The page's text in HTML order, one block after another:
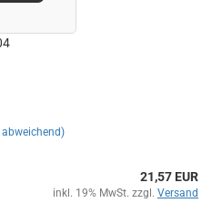
21,57 EUR
inkl. 19% MwSt. zzgl. Versand